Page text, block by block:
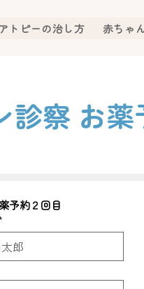
アトピーの治し方 赤ちゃ
診察 お
予約２回目